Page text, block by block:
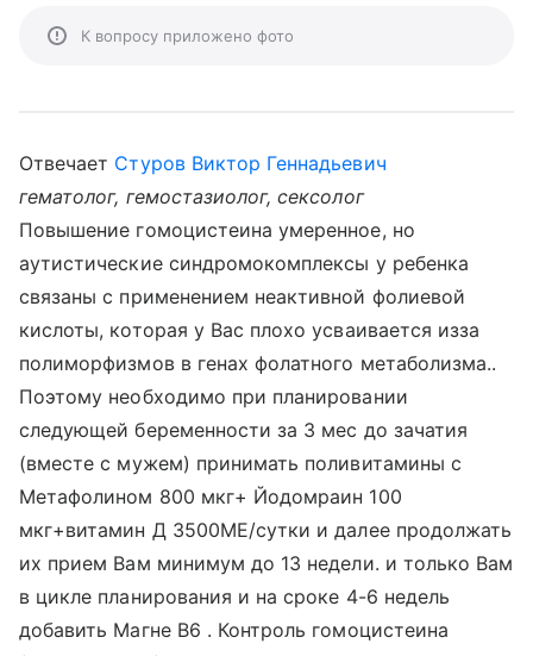
К вопросу приложено фото
Отвечает Стуров Виктор Геннадьевич
гематолог, гемостазиолог, сексолог
Повышение гомоцистеина умеренное, но
аутистические синдромокомплексы у ребенка
связаны с применением неактивной фолиевой
кислоты, которая у Вас плохо усваивается изза
полиморфизмов в генах фолатного метаболизма..
Поэтому необходимо при планировании
следующей беременности за 3 мес до зачатия
(вместе с мужем) принимать поливитамины с
Метафолином 800 мкг+ Йодомраин 100
мкг+витамин Д 3500МЕ/сутки и далее продолжать
их прием Вам минимум до 13 недели. и только Вам
в цикле планирования и на сроке 4-6 недель
добавить Магне В6 . Контроль гомоцистеина